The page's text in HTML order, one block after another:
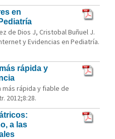
en
de Dios J, Cristobal Buñuel J.
y Evidencias en Pediatría.
rápida y
más rápida y fiable de
2012;8:28.
a las